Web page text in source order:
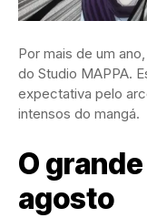
Por mais de um
do Studio MAPPA.
expectativa pelo
intensos do mangá.
O
agosto